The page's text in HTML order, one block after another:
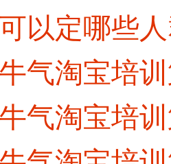
以定哪些
气淘宝培
气淘宝培